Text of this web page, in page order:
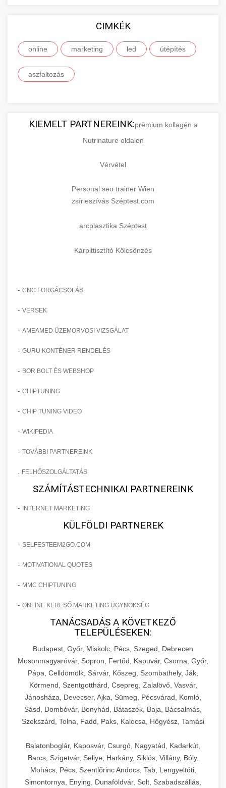
CIMKÉK
online marketing led útépítés
aszfaltozás
KIEMELT PARTNEREINK:prémium kollagén a
Nutrinature oldalon
Vérvétel
Personal seo trainer Wien
zsírleszívás Széptest.com
arcplasztika Széptest
Kárpittisztító Kölcsönzés
- CNC FORGÁCSOLÁS
- VERSEK
- AMEAMED ÜZEMORVOSI VIZSGÁLAT
- GURU KONTÉNER RENDELÉS
- BOR BOLT ÉS WEBSHOP
- CHIPTUNING
- CHIP TUNING VIDEO
- WIKIPEDIA
- TOVÁBBI PARTNEREINK
FELHŐSZOLGÁLTATÁS
SZÁMÍTÁSTECHNIKAI PARTNEREINK
- INTERNET MARKETING
KÜLFÖLDI PARTNEREK
- SELFESTEEM2GO.COM
- MOTIVATIONAL QUOTES
- MMC CHIPTUNING
- ONLINE KERESŐ MARKETING ÜGYNÖKSÉG
TANÁCSADÁS A KÖVETKEZŐ
TELEPÜLÉSEKEN:
Budapest, Győr, Miskolc, Pécs, Szeged, Debrecen
Mosonmagyaróvár, Sopron, Fertőd, Kapuvár, Csorna, Győr,
Pápa, Celldömölk, Sárvár, Kőszeg, Szombathely, Ják,
Körmend, Szentgotthárd, Csepreg, Zalalövő, Vasvár,
Jánosháza, Devecser, Ajka, Sümeg, Pécsvárad, Komló,
Sásd, Dombóvár, Bonyhád, Bátaszék, Baja, Bácsalmás,
Szekszárd, Tolna, Fadd, Paks, Kalocsa, Hőgyész, Tamási
Balatonboglár, Kaposvár, Csurgó, Nagyatád, Kadarkút,
Barcs, Szigetvár, Sellye, Harkány, Siklós, Villány, Bóly,
Mohács, Pécs, Szentlőrinc Andocs, Tab, Lengyeltóti,
Simontornya, Enying, Dunaföldvár, Solt, Szabadszállás,